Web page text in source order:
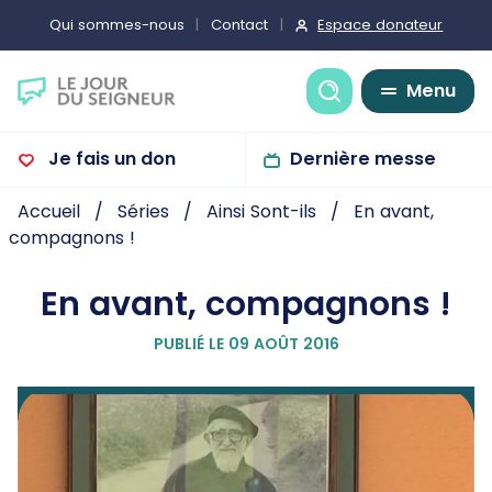
Qui sommes-nous Contact Espace donateur
Recherche
Menu
Je fais un don Dernière messe
Accueil Séries Ainsi Sont-ils
En avant,
compagnons !
En avant, compagnons !
PUBLIÉ LE 09 AOÛT 2016